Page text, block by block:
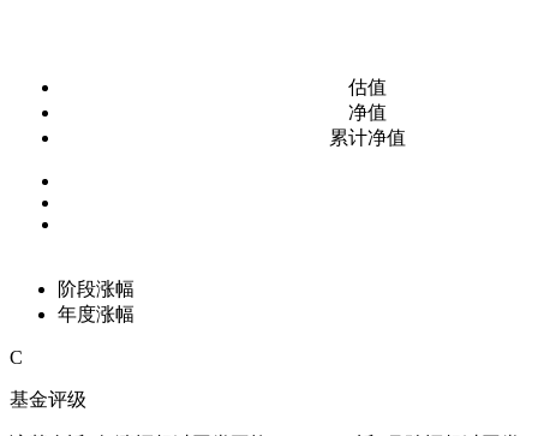
估值
净值
累计净值
阶段涨幅
年度涨幅
C
基金评级